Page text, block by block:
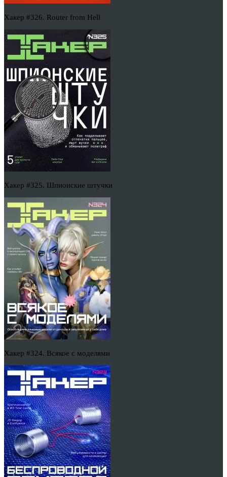
Хакер #326. Router from Hell
Хакер #325. Шпионские штучки
Хакер #324. Всякое с моделями